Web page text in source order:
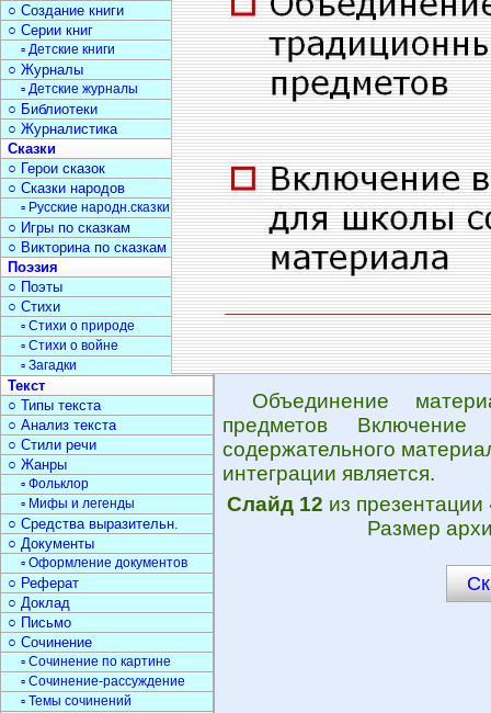
Объединение
предметов
содержательного
интеграции является.
Слайд 12 из презентации
Размер
○ Создание книги
○ Серии книг
▫ Детские книги
○ Журналы
▫ Детские журналы
○ Библиотеки
○ Журналистика
Сказки
○ Герои сказок
○ Сказки народов
▫ Русские народн.сказки
○ Игры по сказкам
○ Викторина по сказкам
Поэзия
○ Поэты
○ Стихи
▫ Стихи о природе
▫ Стихи о войне
▫ Загадки
Текст
○ Типы текста
○ Анализ текста
○ Стили речи
○ Жанры
▫ Фольклор
▫ Мифы и легенды
○ Средства выразительн.
○ Документы
▫ Оформление документов
○ Реферат
○ Доклад
○ Письмо
○ Сочинение
▫ Сочинение по картине
▫ Сочинение-рассуждение
▫ Темы сочинений